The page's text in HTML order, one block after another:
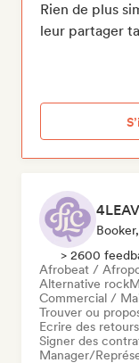
Rien de plus
leur partager
> 2600
Afrobeat /
Alternative rock
Commercial /
Trouver ou
Ecrire des
Signer des
Manager/